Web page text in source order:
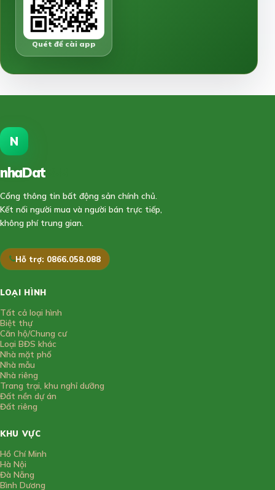
Quét để cài app
N
nhaDat
Cổng thông tin bất động sản chính chủ.
Kết nối người mua và người bán trực tiếp,
không phí trung gian.
Hỗ trợ: 0866.058.088
LOẠI HÌNH
Tất cả loại hình
Biệt thự
Căn hộ/Chung cư
Loại BĐS khác
Nhà mặt phố
Nhà mẫu
Nhà riêng
Trang trại, khu nghỉ dưỡng
Đất nền dự án
Đất riêng
KHU VỰC
Hồ Chí Minh
Hà Nội
Đà Nẵng
Bình Dương